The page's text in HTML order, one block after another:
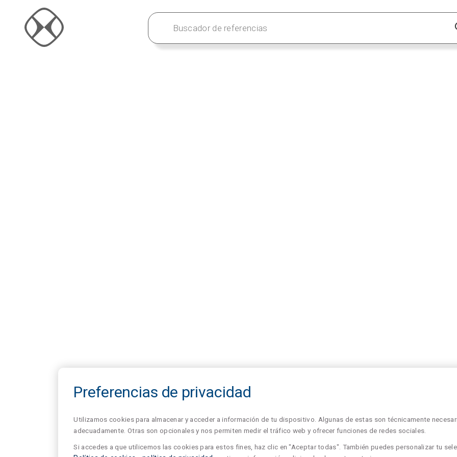
Preferencias de privacidad
Utilizamos cookies para almacenar y acceder a información de tu dispositivo. Algunas de estas son técnicamente
adecuadamente. Otras son opcionales y nos permiten medir el tráfico web y ofrecer funciones de redes sociales.
Si accedes a que utilicemos las cookies para estos fines, haz clic en "Aceptar todas". También puedes personalizar tu